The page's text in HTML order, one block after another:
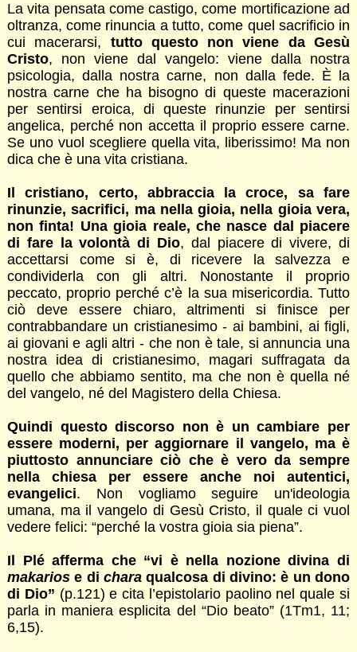
La vita pensata come castigo, come mortificazione ad
oltranza, come rinuncia a tutto, come quel sacrificio in
cui macerarsi, tutto questo non viene da Gesù
Cristo, non viene dal vangelo: viene dalla nostra
psicologia, dalla nostra carne, non dalla fede. È la
nostra carne che ha bisogno di queste macerazioni
per sentirsi eroica, di queste rinunzie per sentirsi
angelica, perché non accetta il proprio essere carne.
Se uno vuol scegliere quella vita, liberissimo! Ma non
dica che è una vita cristiana.
Il cristiano, certo, abbraccia la croce, sa fare
rinunzie, sacrifici, ma nella gioia, nella gioia vera,
non finta! Una gioia reale, che nasce dal piacere
di fare la volontà di Dio, dal piacere di vivere, di
accettarsi come si è, di ricevere la salvezza e
condividerla con gli altri. Nonostante il proprio
peccato, proprio perché c’è la sua misericordia. Tutto
ciò deve essere chiaro, altrimenti si finisce per
contrabbandare un cristianesimo - ai bambini, ai figli,
ai giovani e agli altri - che non è tale, si annuncia una
nostra idea di cristianesimo, magari suffragata da
quello che abbiamo sentito, ma che non è quella né
del vangelo, né del Magistero della Chiesa.
Quindi questo discorso non è un cambiare per
essere moderni, per aggiornare il vangelo, ma è
piuttosto annunciare ciò che è vero da sempre
nella chiesa per essere anche noi autentici,
evangelici. Non vogliamo seguire un'ideologia
umana, ma il vangelo di Gesù Cristo, il quale ci vuol
vedere felici: “perché la vostra gioia sia piena”.
Il Plé afferma che “vi è nella nozione divina di
makarios e di charaqualcosa di divino: è un dono
di Dio” (p.121) e cita l’epistolario paolino nel quale si
parla in maniera esplicita del “Dio beato” (1Tm1, 11;
6,15).